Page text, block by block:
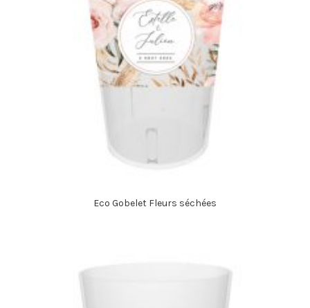
Eco Gobelet Fleurs séchées